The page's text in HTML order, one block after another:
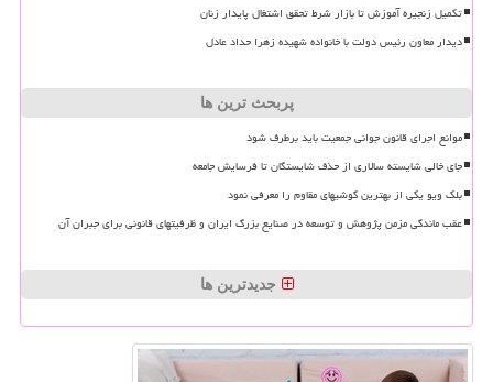
تکمیل زنجیره آموزش تا بازار شرط تحقق اشتغال پایدار زنان
دیدار معاون رئیس دولت با خانواده شهیده زهرا حداد عادل
پربحث ترین ها
موانع اجرای قانون جوانی جمعیت باید برطرف شود
جای خالی شایسته سالاری از حذف شایستگان تا فرسایش جامعه
بلک ویو یکی از بهترین گوشیهای مقاوم را معرفی نمود
عقب ماندگی مزمن پژوهش و توسعه در صنایع بزرگ ایران و ظرفیتهای قانونی برای جبران آن
جدیدترین ها